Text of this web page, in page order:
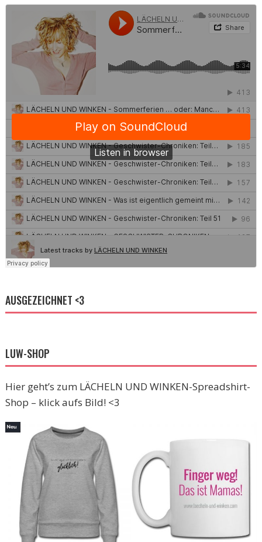
AUSGEZEICHNET <3
LUW-SHOP
Hier geht’s zum LÄCHELN UND WINKEN-Spreadshirt-
Shop – klick aufs Bild! <3